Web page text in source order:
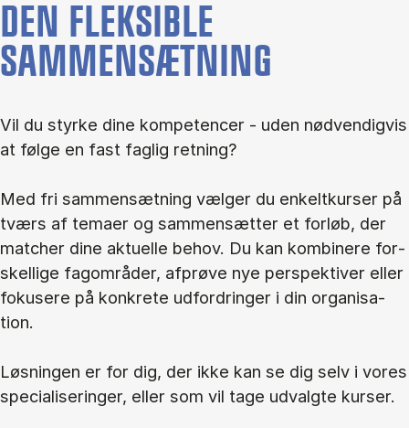
DEN FLEKSIBLE
SAMMENSÆTNING
Vil du styr­ke dine kom­pe­ten­cer - uden nød­ven­dig­vis
at føl­ge en fast fag­lig ret­ning?
Med fri sam­men­sæt­ning væl­ger du en­kelt­kur­ser på
tværs af te­ma­er og sam­men­sæt­ter et for­løb, der
mat­cher dine ak­tu­el­le be­hov. Du kan kom­bi­ne­re for­
skel­li­ge fag­om­rå­der, af­prø­ve nye per­spek­ti­ver el­ler
fo­ku­se­re på kon­kre­te ud­for­drin­ger i din or­ga­ni­sa­
tion.
Løs­nin­gen er for dig, der ikke kan se dig selv i vo­res
spe­ci­a­li­se­rin­ger, el­ler som vil tage ud­valg­te kur­ser.